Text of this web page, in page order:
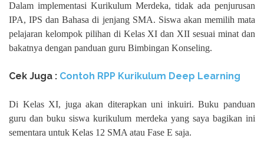
Dalam implementasi Kurikulum Merdeka, tidak ada penjurusan
IPA, IPS dan Bahasa di jenjang SMA. Siswa akan memilih mata
pelajaran kelompok pilihan di Kelas XI dan XII sesuai minat dan
bakatnya dengan panduan guru Bimbingan Konseling.
Cek Juga : Contoh RPP Kurikulum Deep Learning
Di Kelas XI, juga akan diterapkan uni inkuiri. Buku panduan
guru dan buku siswa kurikulum merdeka yang saya bagikan ini
sementara untuk Kelas 12 SMA atau Fase E saja.